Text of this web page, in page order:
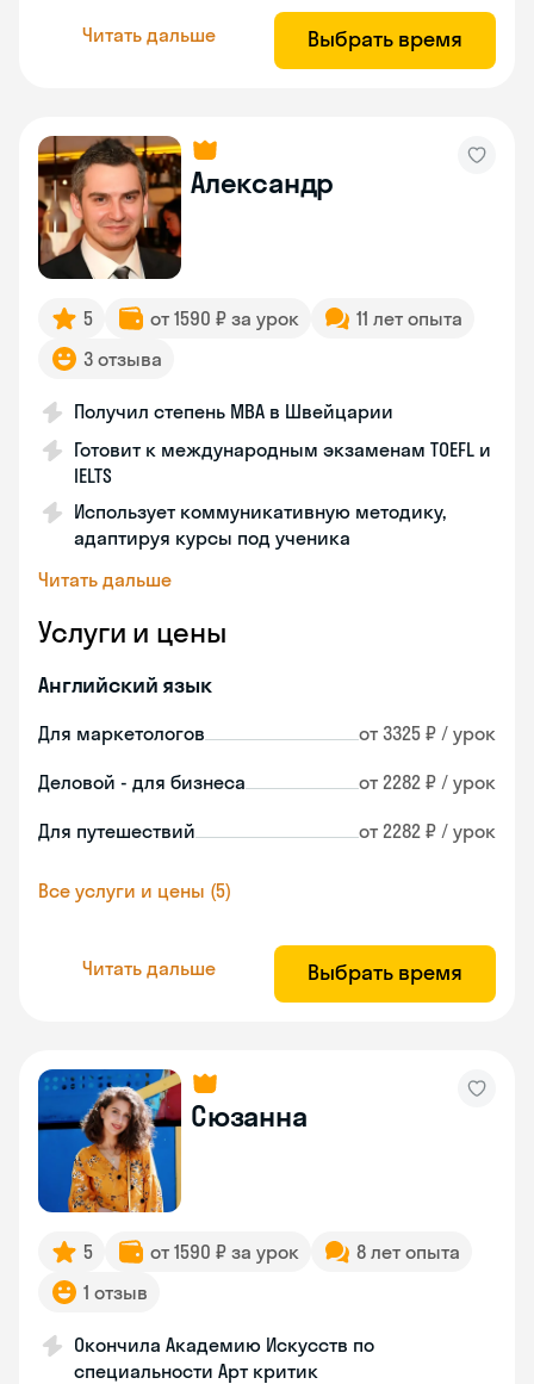
Читать дальше Выбрать время
Александр
5 от 1590 ₽ за урок
11 лет опыта
3 отзыва
Получил степень MBA в Швейцарии
Готовит к международным экзаменам TOEFL и
IELTS
Использует коммуникативную методику,
адаптируя курсы под ученика
Читать дальше
Услуги и цены
Английский язык
Для маркетологов от 3325 ₽ / урок
Деловой - для бизнеса от 2282 ₽ / урок
Для путешествий от 2282 ₽ / урок
Все услуги и цены (5)
Читать дальше Выбрать время
Сюзанна
5 от 1590 ₽ за урок
8 лет опыта
1 отзыв
Окончила Академию Искусств по
специальности Арт критик